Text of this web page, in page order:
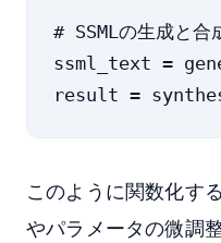
# SSMLの生成と合
ssml_text =
このように関数化す
やパラメータの微調